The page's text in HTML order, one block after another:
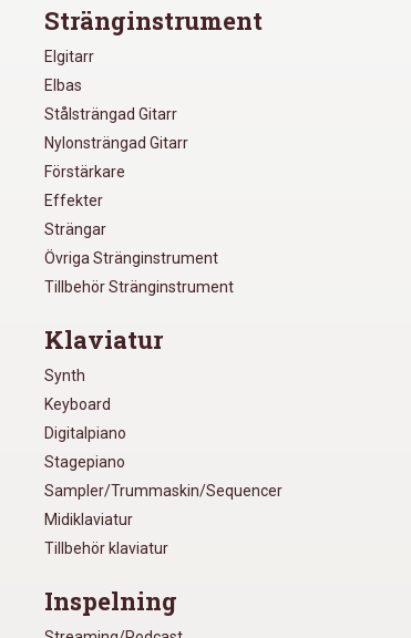
Stränginstrument
Elgitarr
Elbas
Stålsträngad Gitarr
Nylonsträngad Gitarr
Förstärkare
Effekter
Strängar
Övriga Stränginstrument
Tillbehör Stränginstrument
Klaviatur
Synth
Keyboard
Digitalpiano
Stagepiano
Sampler/Trummaskin/Sequencer
Midiklaviatur
Tillbehör klaviatur
Inspelning